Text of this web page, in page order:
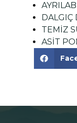
DALGIÇ
TEMİZ
ASİT